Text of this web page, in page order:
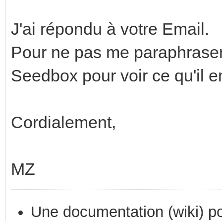
J'ai répondu à votre Email.
Pour ne pas me
Seedbox pour voir ce qu'il
Cordialement,
MZ
Une documentation (wiki)